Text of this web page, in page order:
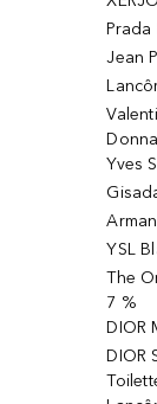
Prada
Jean
Donna
Yves
YSL
The
7 %
DIOR
DIOR